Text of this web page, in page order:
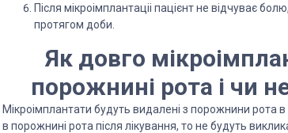
Після мікроімплантаціі пацієнт не відчуває
протягом доби.
Як довго
порожнині рота і чи
Мікроімплантати будуть видалені з порожнини рота
в порожнині рота після лікування, то не будуть